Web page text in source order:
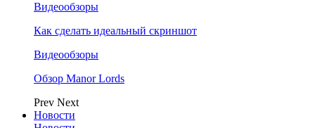
Видеообзоры
Как сделать идеальный скриншот
Видеообзоры
Обзор Manor Lords
Prev Next
Новости